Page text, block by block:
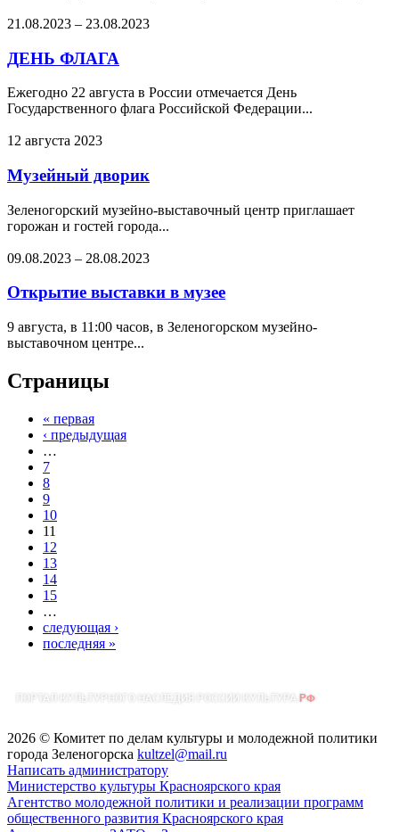
21.08.2023 – 23.08.2023
ДЕНЬ ФЛАГА
Ежегодно 22 августа в России отмечается День
Государственного флага Российской Федерации...
12 августа 2023
Музейный дворик
Зеленогорский музейно-выставочный центр приглашает
горожан и гостей города...
09.08.2023 – 28.08.2023
Открытие выставки в музее
9 августа, в 11:00 часов, в Зеленогорском музейно-
выставочном центре...
Страницы
« первая
‹ предыдущая
…
7
8
9
10
11
12
13
14
15
…
следующая ›
последняя »
2026 © Комитет по делам культуры и молодежной политики
города Зеленогорска kultzel@mail.ru
Написать администратору
Министерство культуры Красноярского края
Агентство молодежной политики и реализации программ
общественного развития Красноярского края